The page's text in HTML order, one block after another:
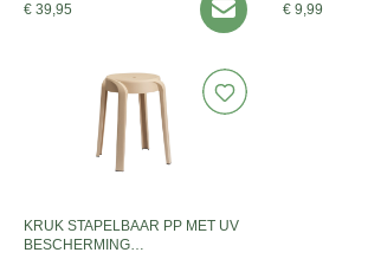
€ 39,95 € 9,99
KRUK STAPELBAAR PP MET UV
BESCHERMING